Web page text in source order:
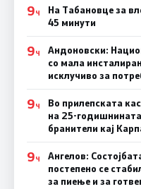
9Ч
На Табановце за
45 минути
9Ч
Андоновски:
со мала
исклучиво за
9Ч
Во прилепската
на 25-
бранители кај
9Ч
Ангелов:
постепено се
за пиење и за